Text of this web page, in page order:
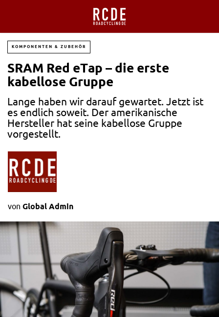
KOMPONENTEN & ZUBEHÖR
SRAM Red eTap – die erste
kabellose Gruppe
Lange haben wir darauf gewartet. Jetzt ist
es endlich soweit. Der amerikanische
Hersteller hat seine kabellose Gruppe
vorgestellt.
von Global Admin